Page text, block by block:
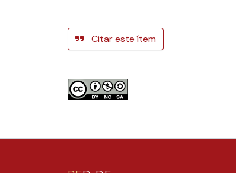
Citar este ítem